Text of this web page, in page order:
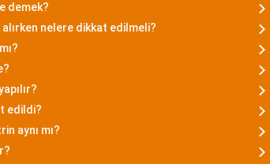
demek?
nelere dikkat edilmeli?
edildi?
aynı mı?